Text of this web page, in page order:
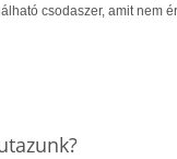
csodaszer, amit nem